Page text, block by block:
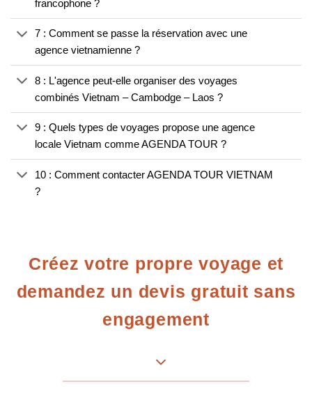
francophone ?
7 : Comment se passe la réservation avec une
agence vietnamienne ?
8 : L'agence peut-elle organiser des voyages
combinés Vietnam – Cambodge – Laos ?
9 : Quels types de voyages propose une agence
locale Vietnam comme AGENDA TOUR ?
10 : Comment contacter AGENDA TOUR VIETNAM
?
Créez votre propre voyage et
demandez un devis gratuit sans
engagement